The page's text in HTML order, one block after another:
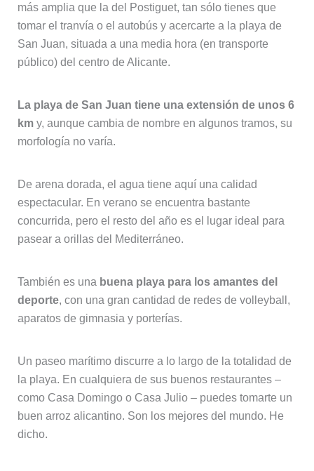
más amplia que la del Postiguet, tan sólo tienes que
tomar el tranvía o el autobús y acercarte a la playa de
San Juan, situada a una media hora (en transporte
público) del centro de Alicante.
La playa de San Juan tiene una extensión de unos 6
kmy, aunque cambia de nombre en algunos tramos, su
morfología no varía.
De arena dorada, el agua tiene aquí una calidad
espectacular. En verano se encuentra bastante
concurrida, pero el resto del año es el lugar ideal para
pasear a orillas del Mediterráneo.
También es una buena playa para los amantes del
deporte, con una gran cantidad de redes de volleyball,
aparatos de gimnasia y porterías.
Un paseo marítimo discurre a lo largo de la totalidad de
la playa. En cualquiera de sus buenos restaurantes –
como Casa Domingo o Casa Julio – puedes tomarte un
buen arroz alicantino. Son los mejores del mundo. He
dicho.